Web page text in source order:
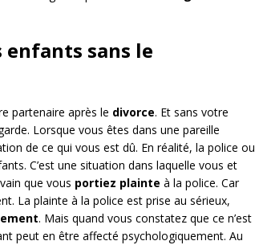
enfants sans le
partenaire après le divorce. Et sans votre
Lorsque vous êtes dans une pareille
de ce qui vous est dû. En réalité, la police ou
C’est une situation dans laquelle vous et
que vous portiez plainte à la police. Car
La plainte à la police est prise au sérieux,
. Mais quand vous constatez que ce n’est
peut en être affecté psychologiquement. Au